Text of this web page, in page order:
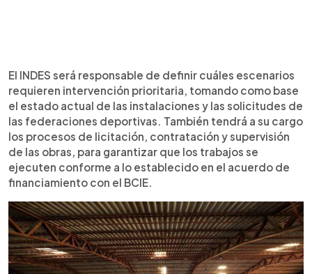
El INDES será responsable de definir cuáles escenarios
requieren intervención prioritaria, tomando como base
el estado actual de las instalaciones y las solicitudes de
las federaciones deportivas. También tendrá a su cargo
los procesos de licitación, contratación y supervisión
de las obras, para garantizar que los trabajos se
ejecuten conforme a lo establecido en el acuerdo de
financiamiento con el BCIE.